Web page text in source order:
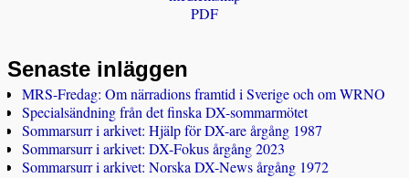
PDF
Senaste inläggen
MRS-Fredag: Om närradions framtid i Sverige och om WRNO
Specialsändning från det finska DX-sommarmötet
Sommarsurr i arkivet: Hjälp för DX-are årgång 1987
Sommarsurr i arkivet: DX-Fokus årgång 2023
Sommarsurr i arkivet: Norska DX-News årgång 1972